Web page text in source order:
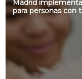
Madrid
para personas con